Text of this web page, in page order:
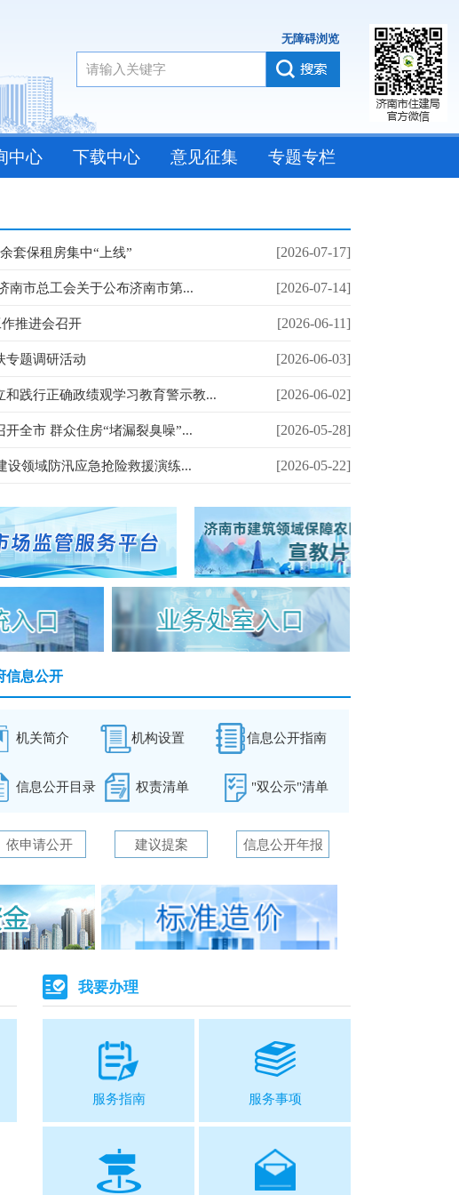
无障碍浏览
中心 下载中心 意见征集 专题专栏
套保租房集中“上线” [2026-07-17]
南市总工会关于公布济南市第... [2026-07-14]
推进会召开 [2026-06-11]
专题调研活动 [2026-06-03]
践行正确政绩观学习教育警示教... [2026-06-02]
全市 群众住房“堵漏裂臭噪”... [2026-05-28]
设领域防汛应急抢险救援演练... [2026-05-22]
信息公开
机关简介 机构设置 信息公开指南
信息公开目录 权责清单 "双公示"清单
依申请公开 建议提案 信息公开年报
我要办理
服务指南 服务事项